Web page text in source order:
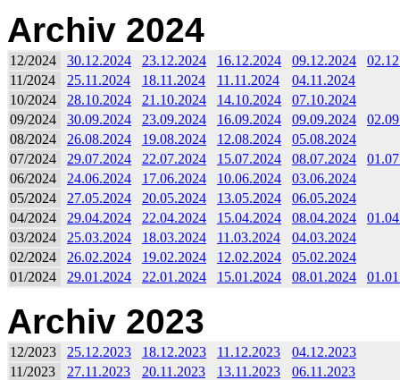
Archiv 2024
12/2024 30.12.2024 23.12.2024 16.12.2024 09.12.2024
11/2024
25.11.2024 18.11.2024 11.11.2024
04.11.2024
10/2024
28.10.2024 21.10.2024 14.10.2024
07.10.2024
09/2024
30.09.2024 23.09.2024 16.09.2024 09.09.2024
08/2024
26.08.2024 19.08.2024 12.08.2024
05.08.2024
07/2024
29.07.2024 22.07.2024 15.07.2024 08.07.2024
06/2024
24.06.2024 17.06.2024 10.06.2024
03.06.2024
05/2024
27.05.2024 20.05.2024 13.05.2024
06.05.2024
04/2024
29.04.2024 22.04.2024 15.04.2024 08.04.2024
03/2024
25.03.2024 18.03.2024 11.03.2024
04.03.2024
02/2024
26.02.2024 19.02.2024 12.02.2024
05.02.2024
01/2024
29.01.2024 22.01.2024 15.01.2024 08.01.2024
Archiv 2023
12/2023 25.12.2023 18.12.2023 11.12.2023
04.12.2023
11/2023
27.11.2023 20.11.2023 13.11.2023
06.11.2023